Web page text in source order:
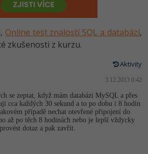
Bootstrap, SEO
vzory
vzory
aplikací
na AI a bigdata
administrátor
-80%
-80%
Online test znalostí SQL a databází,
zkušenosti z kurzu.
Aktivity
3.12.2013 0:42
se zeptat, když mám databázi MySQL a přes
cca každých 30 sekund a to po dobu i 8 hodin
případě nechat otevřené připojení do
až po těch 8 hodinách nebo je lepší vždycky
dotaz a pak zavřít.